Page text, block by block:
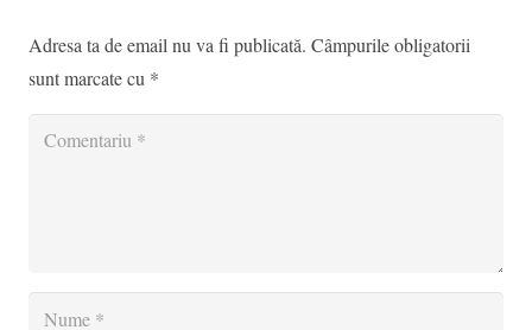
Adresa ta de email nu va fi publicată. Câmpurile obligatorii
sunt marcate cu *